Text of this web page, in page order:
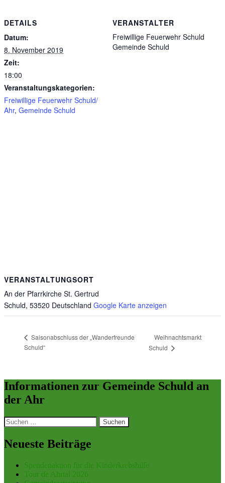
DETAILS
Datum:
8. November 2019
Zeit:
18:00
Veranstaltungskategorien:
Freiwillige Feuerwehr Schuld/
Ahr, Gemeinde Schuld
VERANSTALTER
Freiwillige Feuerwehr Schuld
Gemeinde Schuld
VERANSTALTUNGSORT
An der Pfarrkirche St. Gertrud
Schuld, 53520 Deutschland Google Karte anzeigen
Saisonabschluss der „Wanderfreunde
Schuld“
Weihnachtsmarkt
Schuld
Informationen zur Gemeinde Schuld an
der Ahr
Suchen
nach:
Neueste Beiträge
Spendenaktion für die Kinderkrebshilfe
Tour de Ahrtal 2026